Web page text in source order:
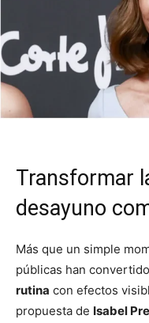
Transformar
desayuno
Más que un simple
públicas han
rutina con efectos
propuesta de Isabel